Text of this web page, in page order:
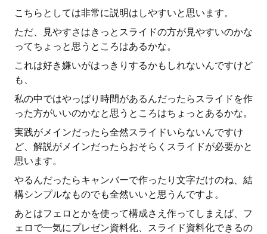
こちらとしては非常に説明はしやすいと思います。
ただ、見やすさはきっとスライドの方が見やすいのかな
ってちょっと思うところはあるかな。
これは好き嫌いがはっきりするかもしれないんですけど
も、
私の中ではやっぱり時間があるんだったらスライドを作
った方がいいのかなと思うところはちょっとあるかな。
実践がメインだったら全然スライドいらないんですけ
ど、解説がメインだったらおそらくスライドが必要かと
思います。
やるんだったらキャンバーで作ったり文字だけのね、結
構シンプルなものでも全然いいと思うんですよ。
あとはフェロとかを使って構成さえ作ってしまえば、フ
ェロで一気にプレゼン資料化、スライド資料化できるの